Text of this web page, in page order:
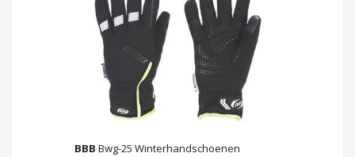
BBB Bwg-25 Winterhandschoenen